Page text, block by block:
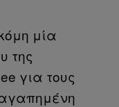
μία
της
για τους